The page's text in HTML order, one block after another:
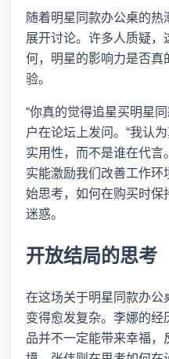
随着明星同款办公桌的热
展开讨论。许多人质疑，
何，明星的影响力是否真
验。
“你真的觉得追星买明星
户在论坛上发问。“我认
实用性，而不是谁在代言
实能激励我们改善工作环
始思考，如何在购买时保
迷惑。
开放结局的思考
在这场关于明星同款办公
变得愈发复杂。李娜的经
品并不一定能带来幸福，